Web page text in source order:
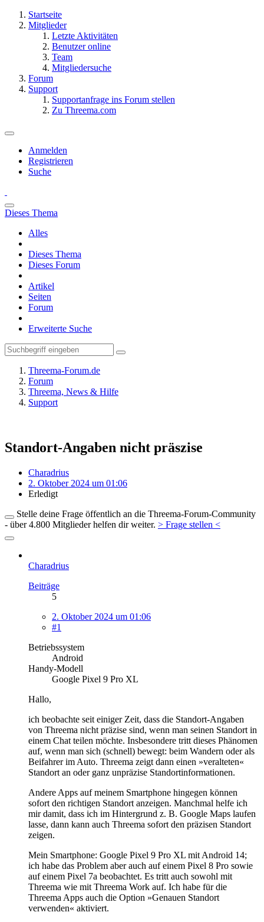
Startseite
Mitglieder
Letzte Aktivitäten
Benutzer online
Team
Mitgliedersuche
Forum
Support
Supportanfrage ins Forum stellen
Zu Threema.com
Anmelden
Registrieren
Suche
Dieses Thema
Alles
Dieses Thema
Dieses Forum
Artikel
Seiten
Forum
Erweiterte Suche
Threema-Forum.de
Forum
Threema, News & Hilfe
Support
Standort-Angaben nicht präszise
Charadrius
2. Oktober 2024 um 01:06
Erledigt
Stelle deine Frage öffentlich an die Threema-Forum-Community
- über 4.800 Mitglieder helfen dir weiter. > Frage stellen <
Charadrius
Beiträge
5
2. Oktober 2024 um 01:06
#1
Betriebssystem
Android
Handy-Modell
Google Pixel 9 Pro XL
Hallo,
ich beobachte seit einiger Zeit, dass die Standort-Angaben
von Threema nicht präzise sind, wenn man seinen Standort in
einem Chat teilen möchte. Insbesondere tritt dieses Phänomen
auf, wenn man sich (schnell) bewegt: beim Wandern oder als
Beifahrer im Auto. Threema zeigt dann einen »veralteten«
Standort an oder ganz unpräzise Standortinformationen.
Andere Apps auf meinem Smartphone hingegen können
sofort den richtigen Standort anzeigen. Manchmal helfe ich
mir damit, dass ich im Hintergrund z. B. Google Maps laufen
lasse, dann kann auch Threema sofort den präzisen Standort
zeigen.
Mein Smartphone: Google Pixel 9 Pro XL mit Android 14;
ich habe das Problem aber auch auf einem Pixel 8 Pro sowie
auf einem Pixel 7a beobachtet. Es tritt auch sowohl mit
Threema wie mit Threema Work auf. Ich habe für die
Threema Apps auch die Option »Genauen Standort
verwenden« aktiviert.